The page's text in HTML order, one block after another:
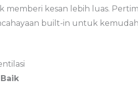
memberi kesan lebih luas.
built-in untuk